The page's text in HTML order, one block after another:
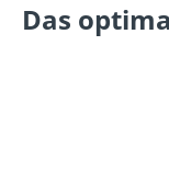
Das